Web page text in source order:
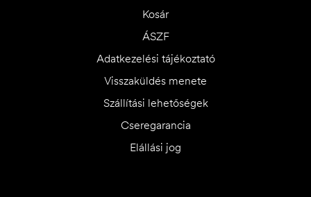
Kosár
ÁSZF
Adatkezelési tájékoztató
Visszaküldés menete
Szállítási lehetőségek
Cseregarancia
Elállási jog